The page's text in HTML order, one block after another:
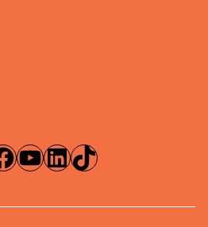
YouTube
LinkedIn
TikTok